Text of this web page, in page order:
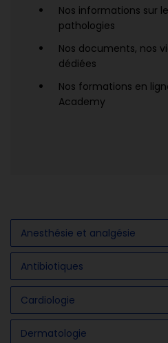
Nos informations sur
pathologies
Nos documents, nos
dédiées
Nos formations en
Academy
Anesthésie et analgésie
Antibiotiques
Cardiologie
Dermatologie